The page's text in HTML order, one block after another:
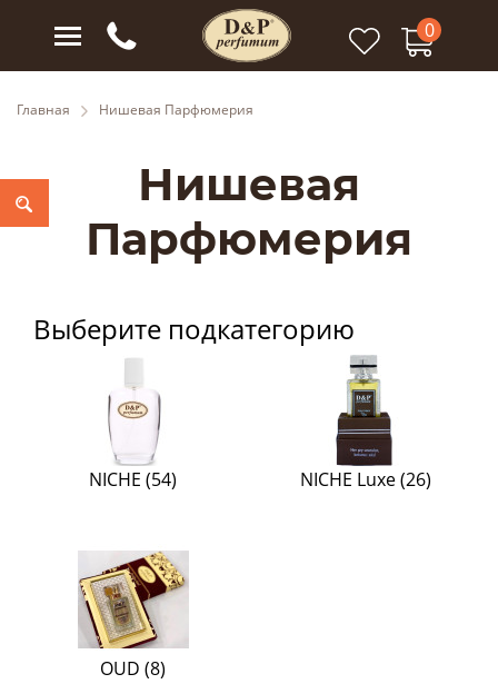
0
Главная Нишевая Парфюмерия
Нишевая
Парфюмерия
Выберите подкатегорию
NICHE (54) NICHE Luxe (26)
OUD (8)